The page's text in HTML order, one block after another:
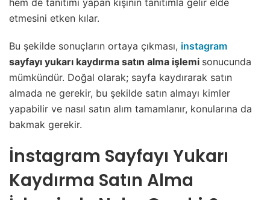
hem de tanıtımı yapan kişinin tanıtımla gelir elde
etmesini etken kılar.
Bu şekilde sonuçların ortaya çıkması, instagram
sayfayı yukarı kaydırma satın alma işlemi sonucunda
mümkündür. Doğal olarak; sayfa kaydırarak satın
almada ne gerekir, bu şekilde satın almayı kimler
yapabilir ve nasıl satın alım tamamlanır, konularına da
bakmak gerekir.
İnstagram Sayfayı Yukarı
Kaydırma Satın Alma